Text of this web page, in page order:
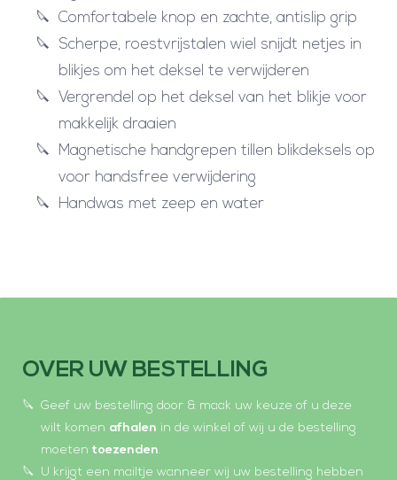
Comfortabele knop en zachte, antislip grip
Scherpe, roestvrijstalen wiel snijdt netjes in
blikjes om het deksel te verwijderen
Vergrendel op het deksel van het blikje voor
makkelijk draaien
Magnetische handgrepen tillen blikdeksels op
voor handsfree verwijdering
Handwas met zeep en water
OVER UW BESTELLING
Geef uw bestelling door & maak uw keuze of u deze
wilt komen afhalen in de winkel of wij u de bestelling
moeten toezenden.
U krijgt een mailtje wanneer wij uw bestelling hebben